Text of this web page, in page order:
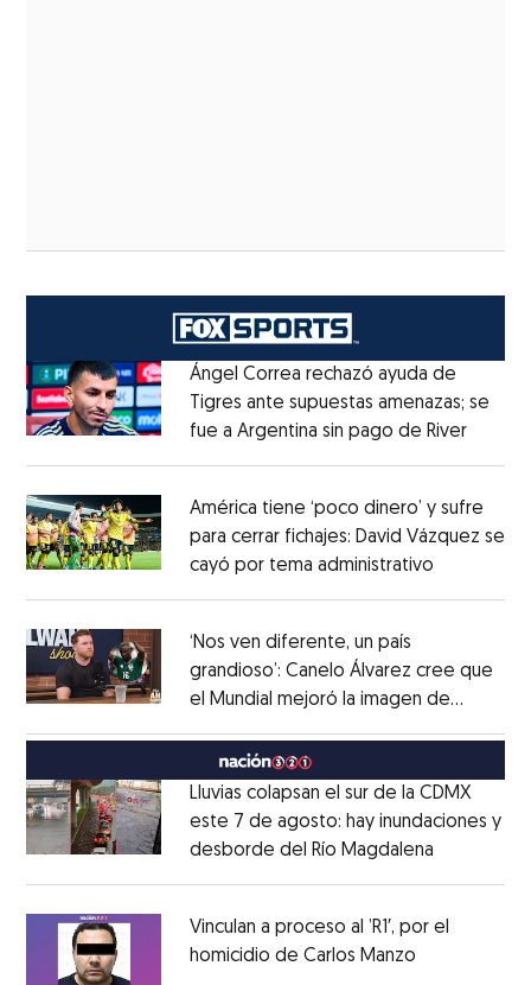
Ángel Correa rechazó ayuda de
Tigres ante supuestas amenazas; se
fue a Argentina sin pago de RiverOpens
América tiene ‘poco dinero’ y sufre
para cerrar fichajes: David Vázquez se
cayó por tema administrativo
‘Nos ven diferente, un país
grandioso’: Canelo Álvarez cree que
el Mundial mejoró la imagen de
Lluvias colapsan el sur de la CDMX
este 7 de agosto: hay inundaciones y
desborde del Río Magdalena
Vinculan a proceso al ’R1′, por el
homicidio de Carlos Manzo